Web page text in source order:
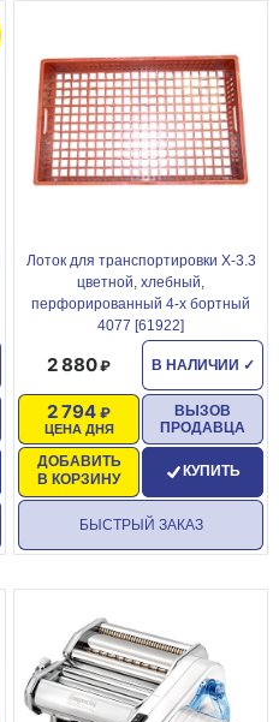
Лоток для транспортировки Х-3.3
цветной, хлебный,
перфорированный 4-х бортный
4077 [61922]
В НАЛИЧИИ ✓
2 880
ЦЕНА ДНЯ
2 794
ДОБАВИТЬ
В КОРЗИНУ
ВЫЗОВ
ПРОДАВЦА
КУПИТЬ
БЫСТРЫЙ ЗАКАЗ